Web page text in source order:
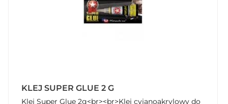
KLEJ SUPER GLUE 2 G
Klej Super Glue 2g<br><br>Klej cyjanoakrylowy do